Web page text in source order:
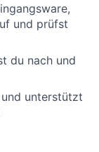
und prüfst
du nach und
unterstützt